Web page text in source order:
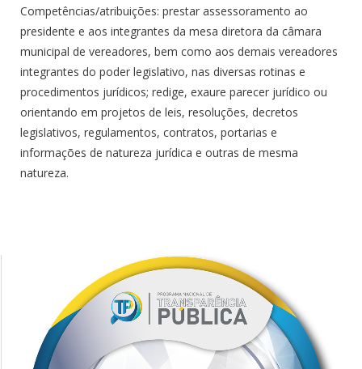
Competências/atribuições: prestar assessoramento ao
presidente e aos integrantes da mesa diretora da câmara
municipal de vereadores, bem como aos demais vereadores
integrantes do poder legislativo, nas diversas rotinas e
procedimentos jurídicos; redige, exaure parecer jurídico ou
orientando em projetos de leis, resoluções, decretos
legislativos, regulamentos, contratos, portarias e
informações de natureza jurídica e outras de mesma
natureza.